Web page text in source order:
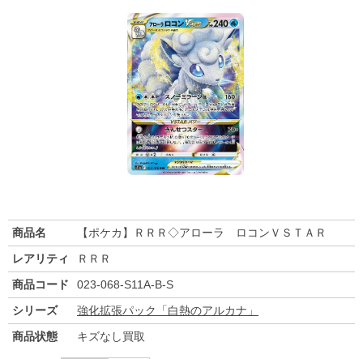
商品名
【ポケカ】ＲＲＲ◇アローラ ロコンＶＳＴＡＲ
レアリティ
ＲＲＲ
商品コード
023-068-S11A-B-S
シリーズ
強化拡張パック「白熱のアルカナ」
商品状態
キズなし買取